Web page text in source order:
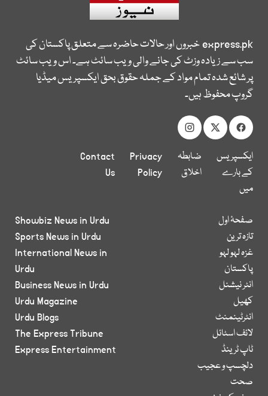
express.pkخبروں اور حالات حاضرہ سے متعلق پاکستان کی
سب سے زیادہ وزٹ کی جانے والی ویب سائٹ ہے۔ اس ویب سائٹ
پر شائع شدہ تمام مواد کے جملہ حقوق بحق ایکسپریس میڈیا
گروپ محفوظ ہیں۔
ایکسپریس
کے بارے
میں
ضابطہ
اخلاق
Privacy
Policy
Contact
Us
صفحۂ اول
تازہ ترین
غزہ لہو لہو
پاکستان
انٹر نیشنل
کھیل
انٹرٹینمنٹ
لائف اسٹائل
ٹاپ ٹرینڈ
دلچسپ و عجیب
صحت
Showbiz News in Urdu
Sports News in Urdu
International News in
Urdu
Business News in Urdu
Urdu Magazine
Urdu Blogs
The Express Tribune
Express Entertainment